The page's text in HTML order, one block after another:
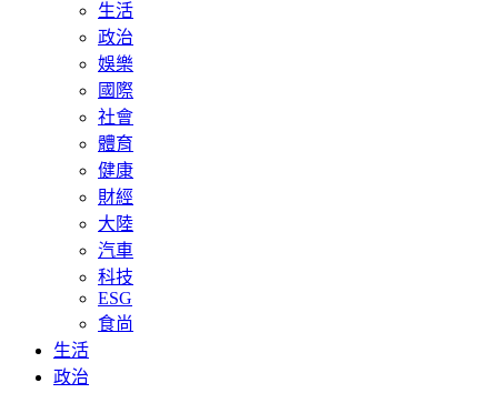
生活
政治
娛樂
國際
社會
體育
健康
財經
大陸
汽車
科技
ESG
食尚
生活
政治